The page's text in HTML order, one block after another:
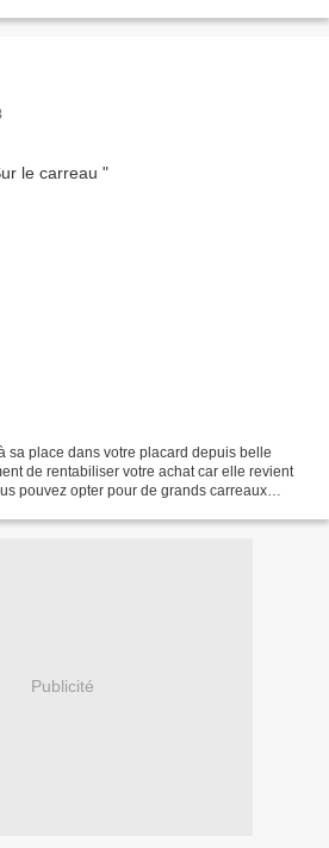
sa place dans votre placard depuis belle
de rentabiliser votre achat car elle revient
pouvez opter pour de grands carreaux
Publicité